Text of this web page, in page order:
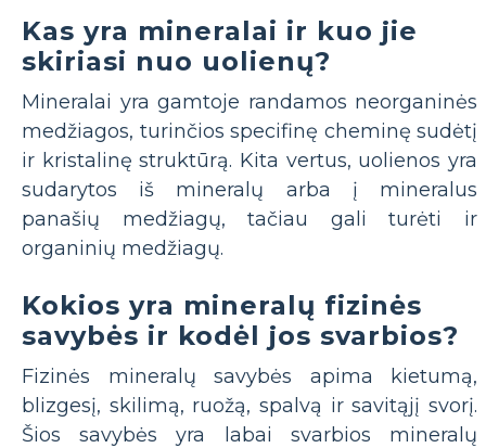
Kas yra mineralai ir kuo jie
skiriasi nuo uolienų?
Mineralai yra gamtoje randamos neorganinės
medžiagos, turinčios specifinę cheminę sudėtį
ir kristalinę struktūrą. Kita vertus, uolienos yra
sudarytos iš mineralų arba į mineralus
panašių medžiagų, tačiau gali turėti ir
organinių medžiagų.
Kokios yra mineralų fizinės
savybės ir kodėl jos svarbios?
Fizinės mineralų savybės apima kietumą,
blizgesį, skilimą, ruožą, spalvą ir savitąjį svorį.
Šios savybės yra labai svarbios mineralų